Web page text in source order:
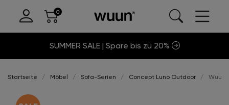
SUMMER SALE | Spare bis zu 20%
Startseite Möbel Sofa-Serien Concept Luno Outdoor